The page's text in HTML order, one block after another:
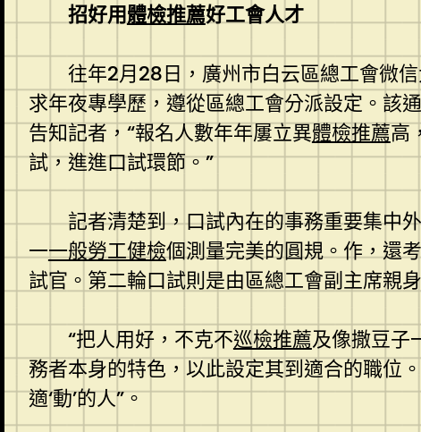
招好用體檢推薦好工會人才
往年2月28日，廣州市白云區總工會微
求年夜專學歷，遵從區總工會分派設定。該
告知記者，“報名人數年年屢立異體檢推薦高
試，進進口試環節。”
記者清楚到，口試內在的事務重要集中
一一般勞工健檢個測量完美的圓規。作，還
試官。第二輪口試則是由區總工會副主席親身
“把人用好，不克不巡檢推薦及像撒豆子
務者本身的特色，以此設定其到適合的職位
適‘動’的人”。